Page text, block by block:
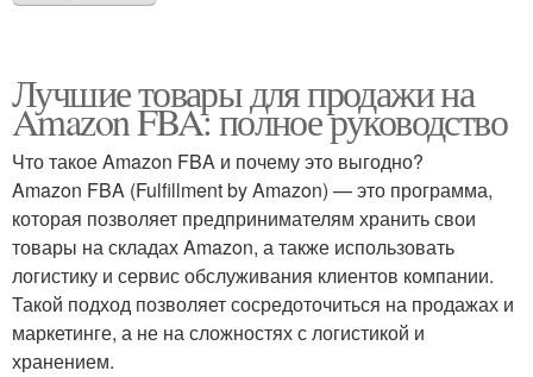
Лучшие товары для продажи на
Amazon FBA: полное руководство
Что такое Amazon FBA и почему это выгодно?
Amazon FBA (Fulfillment by Amazon) — это программа,
которая позволяет предпринимателям хранить свои
товары на складах Amazon, а также использовать
логистику и сервис обслуживания клиентов компании.
Такой подход позволяет сосредоточиться на продажах и
маркетинге, а не на сложностях с логистикой и
хранением.